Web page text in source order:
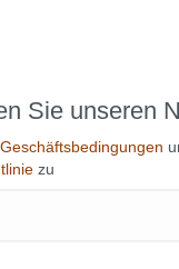
Sie unseren
Geschäftsbedingungen
zu